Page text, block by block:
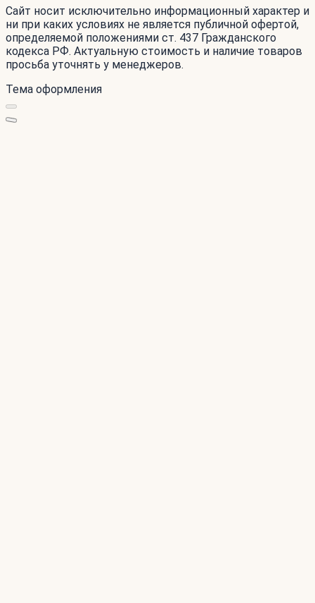
Сайт носит исключительно информационный характер и
ни при каких условиях не является публичной офертой,
определяемой положениями ст. 437 Гражданского
кодекса РФ. Актуальную стоимость и наличие товаров
просьба уточнять у менеджеров.
Тема оформления